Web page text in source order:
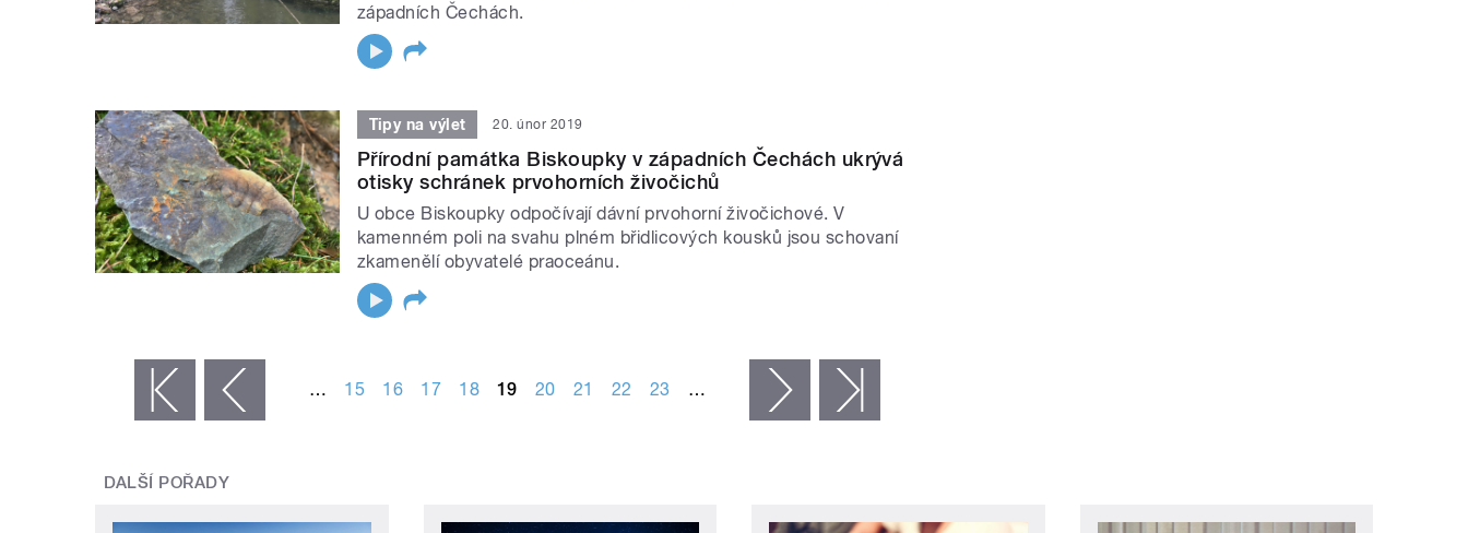
západních Čechách.
Tipy na výlet 20. únor 2019
Přírodní památka Biskoupky v západních Čechách ukrývá
otisky schránek prvohorních živočichů
U obce Biskoupky odpočívají dávní prvohorní živočichové. V
kamenném poli na svahu plném břidlicových kousků jsou schovaní
zkamenělí obyvatelé praoceánu.
‹ předchozí … 15 16 17 18 19 20 21 22 23 … následující ›
DALŠÍ POŘADY